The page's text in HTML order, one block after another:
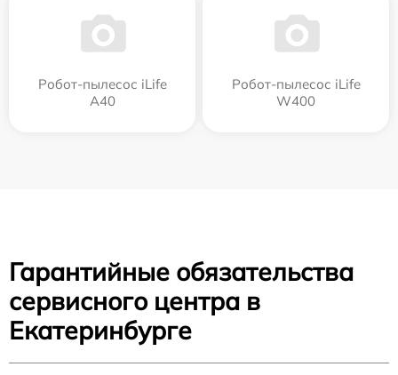
Робот-пылесос iLife
A40
Робот-пылесос iLife
W400
Гарантийные обязательства
сервисного центра в
Екатеринбурге